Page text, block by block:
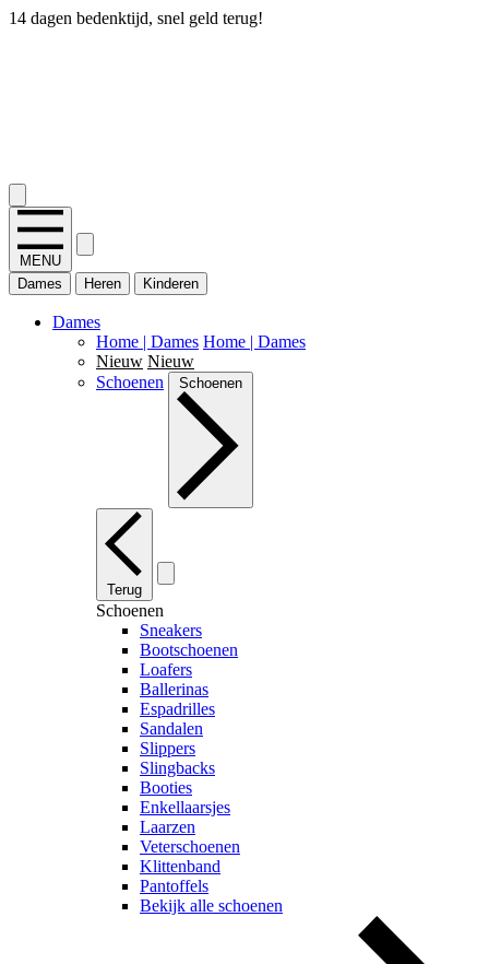
14 dagen bedenktijd, snel geld terug!
MENU
Dames
Heren Kinderen
Dames
Home | Dames Home | Dames
Nieuw Nieuw
Schoenen
Schoenen
Terug
Schoenen
Sneakers
Bootschoenen
Loafers
Ballerinas
Espadrilles
Sandalen
Slippers
Slingbacks
Booties
Enkellaarsjes
Laarzen
Veterschoenen
Klittenband
Pantoffels
Bekijk alle schoenen